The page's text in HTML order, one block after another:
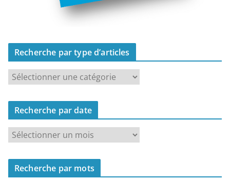
Recherche par type d’articles
e
c
e
e
Recherche par date
e
c
Recherche par mots